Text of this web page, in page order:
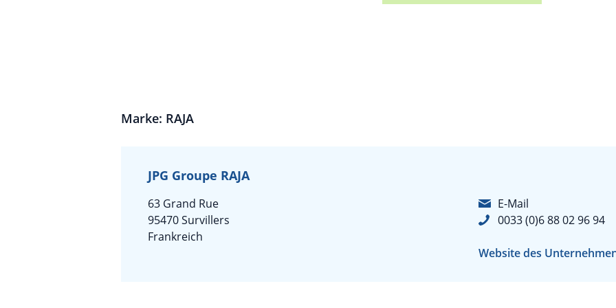
Marke: RAJA
JPG Groupe RAJA
63 Grand Rue
95470 Survillers
Frankreich
E-Mail
0033 (0)6 88 02 96 94
Website des